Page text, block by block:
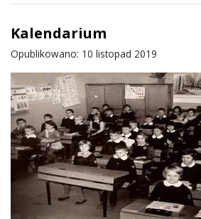
Kalendarium
Opublikowano: 10 listopad 2019